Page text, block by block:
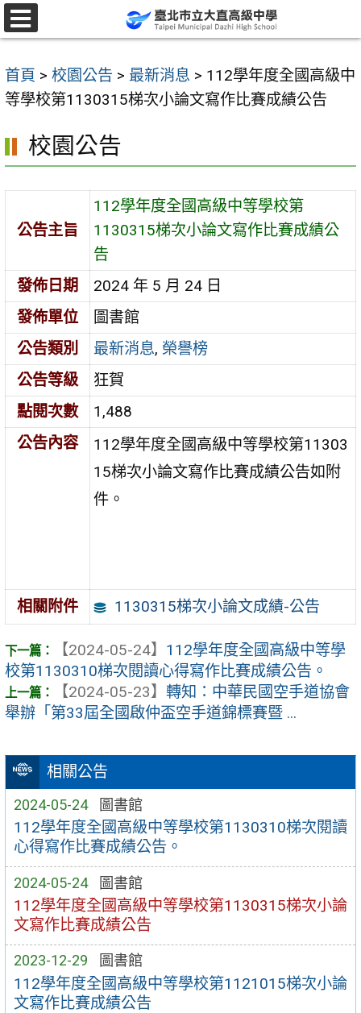
跳
至
要
內
區
首頁 > 校園公告 > 最新消息 > 112學年度全國高級中
等學校第1130315梯次小論文寫作比賽成績公告
相關公告
2024-05-24 圖書館
112學年度全國高級中等學校第1130310梯次閱讀
心得寫作比賽成績公告。
2024-05-24 圖書館
112學年度全國高級中等學校第1130315梯次小論
文寫作比賽成績公告
2023-12-29 圖書館
112學年度全國高級中等學校第1121015梯次小論
文寫作比賽成績公告
校園公告
公告主旨
112學年度全國高級中等學校第
1130315梯次小論文寫作比賽成績公
告
發佈日期
2024 年 5 月 24 日
發佈單位
圖書館
公告類別
最新消息, 榮譽榜
公告等級
狂賀
點閱次數
1,488
公告內容
112學年度全國高級中等學校第11303
15梯次小論文寫作比賽成績公告如附
件。
相關附件 1130315梯次小論文成績-公告
【2024-05-24】 112學年度全國高級中等學
校第1130310梯次閱讀心得寫作比賽成績公告。
【2024-05-23】 轉知：中華民國空手道協會
舉辦「第33屆全國啟仲盃空手道錦標賽暨 ...
選
單